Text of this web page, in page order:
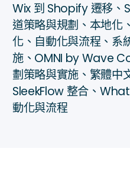
Wix 到 Shopify 遷移、
道策略與規劃、本地化
化、自動化與流程、系
施、OMNI by Wave
劃策略與實施、繁體中
SleekFlow 整合、
動化與流程